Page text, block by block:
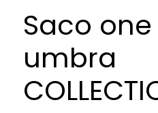
Saco one
umbra